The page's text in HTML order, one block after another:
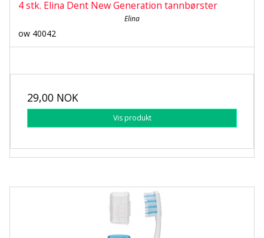
4 stk. Elina Dent New Generation tannbørster
Elina
ow 40042
29,00 NOK
Vis produkt